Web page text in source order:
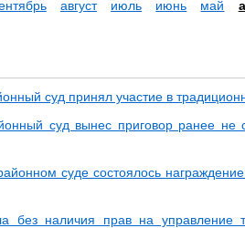
август июль июнь май
суд принял участие в
суд вынес приговор ранее
суде состоялось
без наличия прав на